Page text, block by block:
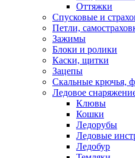
Оттяжки
Спусковые и
Петли,
Зажимы
Блоки и ролики
Каски, щитки
Зацепы
Скальные крючья,
Ледовое
Клювы
Кошки
Ледорубы
Ледовые
Ледобур